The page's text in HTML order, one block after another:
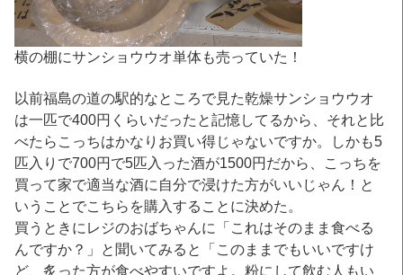
横の棚にサンショウウオ単体も売っていた！
以前福島の道の駅的なところで見た乾燥サンショウウオ
は一匹で400円くらいだったと記憶してるから、それと比
べたらこっちはかなりお買い得じゃないですか。しかも5
匹入りで700円で5匹入った酒が1500円だから、こっちを
買って家で適当な酒に自分で浸けた方がいいじゃん！と
いうことでこちらを購入することに決めた。
買うときにレジのおばちゃんに「これはそのまま食べる
んですか？」と聞いてみると「このままでもいいですけ
ど、炙った方が食べやすいですよ。粉にして飲む人もい